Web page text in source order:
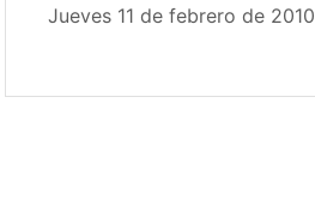
Jueves 11 de febrero de 2010